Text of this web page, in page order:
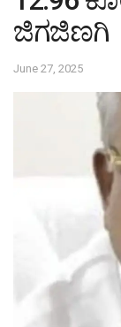
ಜಿಗಜಿಣಗಿ
June 27, 2025